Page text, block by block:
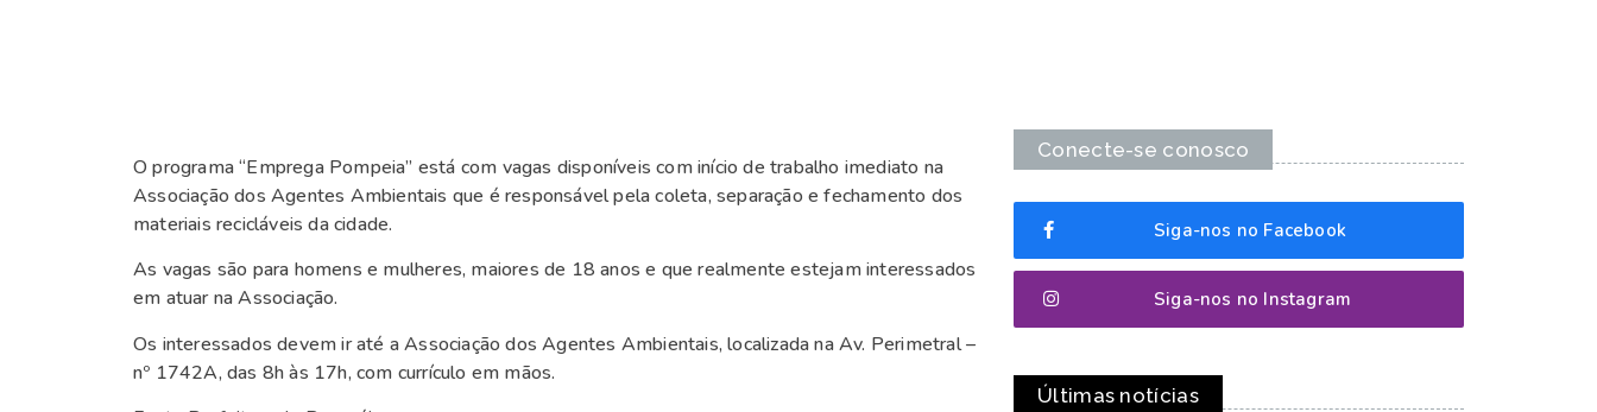
O programa “Emprega Pompeia” está com vagas disponíveis com início de trabalho imediato na
Associação dos Agentes Ambientais que é responsável pela coleta, separação e fechamento dos
materiais recicláveis da cidade.
As vagas são para homens e mulheres, maiores de 18 anos e que realmente estejam interessados
em atuar na Associação.
Os interessados devem ir até a Associação dos Agentes Ambientais, localizada na Av. Perimetral –
nº 1742A, das 8h às 17h, com currículo em mãos.
Conecte-se conosco
Siga-nos no Facebook
Siga-nos no Instagram
Últimas notícias